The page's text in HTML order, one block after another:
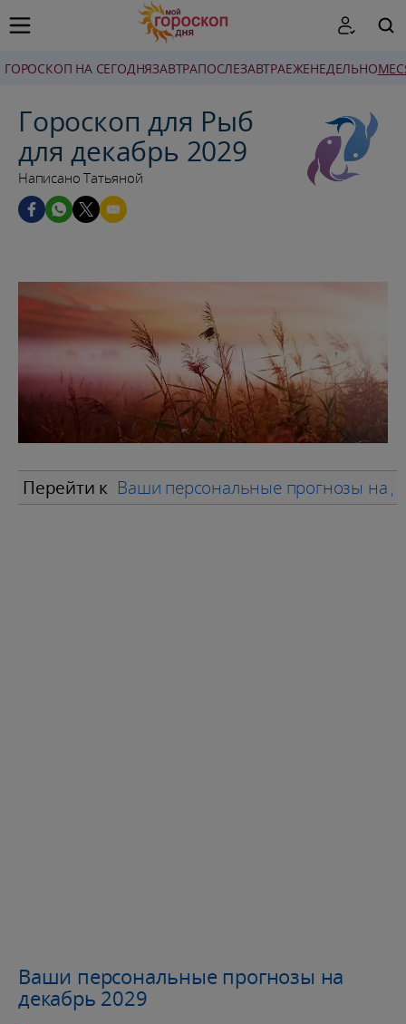
ГОРОСКОП НА СЕГОДНЯЗАВТРАПОСЛЕЗАВТРАЕЖЕНЕДЕЛЬНО
Гороскоп для Рыб
для декабрь 2029
Написано Татьяной
Перейти к Ваши персональные прогнозы на
Ваши персональные прогнозы на
декабрь 2029